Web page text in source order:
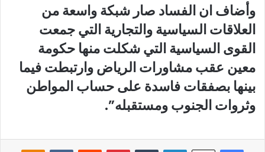
وأضاف ان الفساد صار شبكة واسعة من
العلاقات السياسية والتجارية التي جمعت
القوى السياسية التي شكلت منها حكومة
معين عقب مشاورات الرياض وارتبطت فيما
بينها بصفقات فاسدة على حساب المواطن
وثروات الجنوب ومستقبله”.
فيسبوك لينكدإن بينتيريست